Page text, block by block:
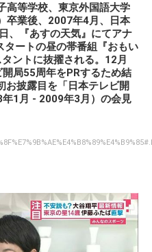
高等学校、東京外国語大学
卒業後、2007年4月、日本
、『あすの天気』にてアナ
ートの昼の帯番組『おもい
ントに抜擢される。12月
局55周年をPRするため結
お披露目を「日本テレビ開
1月 - 2009年3月）の会見